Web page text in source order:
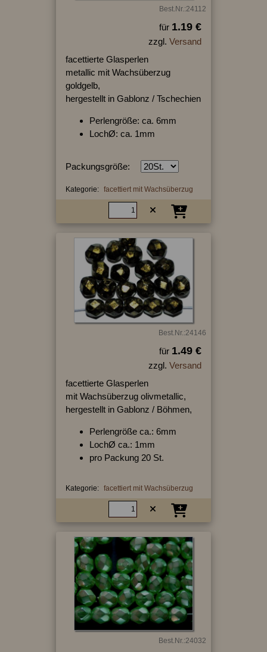
Best.Nr.:24112
für 1.19 €
zzgl. Versand
facettierte Glasperlen
metallic mit Wachsüberzug
goldgelb,
hergestellt in Gablonz / Tschechien
Perlengröße: ca. 6mm
LochØ: ca. 1mm
Packungsgröße:
Kategorie: facettiert mit Wachsüberzug
Best.Nr.:24146
für 1.49 €
zzgl. Versand
facettierte Glasperlen
mit Wachsüberzug olivmetallic,
hergestellt in Gablonz / Böhmen,
Perlengröße ca.: 6mm
LochØ ca.: 1mm
pro Packung 20 St.
Kategorie: facettiert mit Wachsüberzug
Best.Nr.:24032